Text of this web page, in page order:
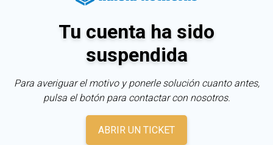
Tu cuenta ha sido
suspendida
Para averiguar el motivo y ponerle solución cuanto antes,
pulsa el botón para contactar con nosotros.
ABRIR UN TICKET